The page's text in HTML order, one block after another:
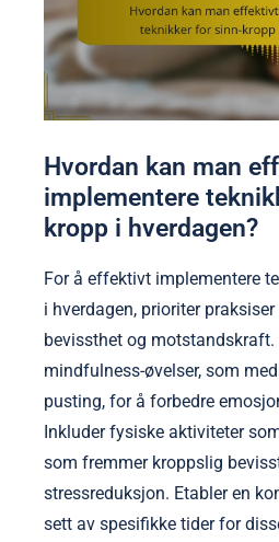
Hvordan kan man
implementere
kropp i hverdagen?
For å effektivt implementere
i hverdagen, prioriter
bevissthet og
mindfulness-øvelser, som
pusting, for å forbedre
Inkluder fysiske aktiviteter
som fremmer kroppslig
stressreduksjon. Etabler en
sett av spesifikke tider for